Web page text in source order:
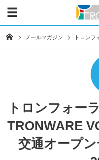
メールマガジン トロンフ
トロンフォー
TRONWARE
交通オープ